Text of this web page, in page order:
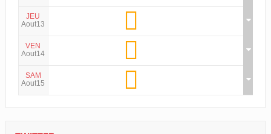
JEU
Aout13
VEN
Aout14
SAM
Aout15